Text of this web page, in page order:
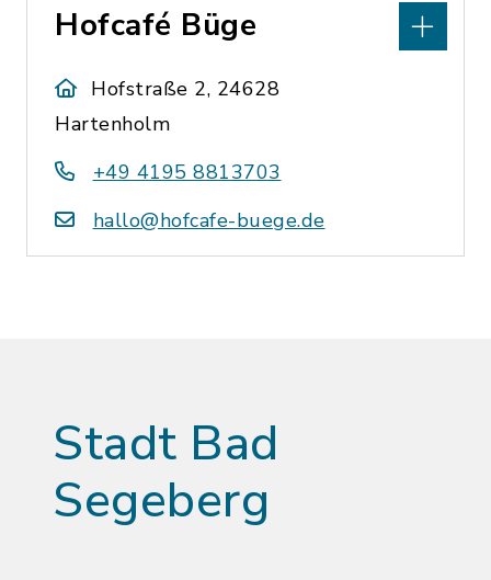
Hofcafé Büge
Hofstraße 2, 24628
Hartenholm
+49 4195 8813703
hallo@hofcafe-buege.de
Stadt Bad
Segeberg